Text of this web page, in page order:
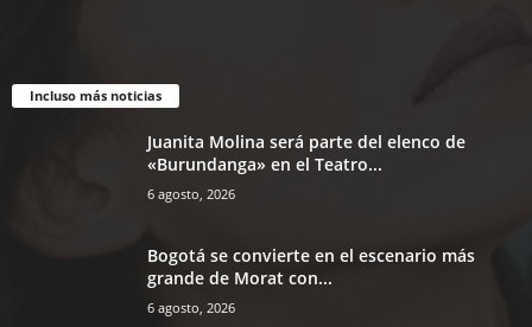
Incluso más noticias
Juanita Molina será parte del elenco de
«Burundanga» en el Teatro...
6 agosto, 2026
Bogotá se convierte en el escenario más
grande de Morat con...
6 agosto, 2026